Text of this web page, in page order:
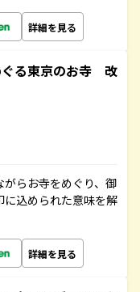
詳細を見る
る東京のお寺 改
らお寺をめぐり、御
込められた意味を解
詳細を見る